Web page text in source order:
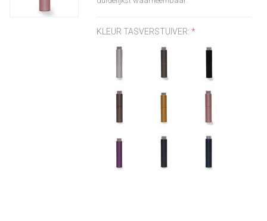
KLEUR TASVERSTUIVER: *